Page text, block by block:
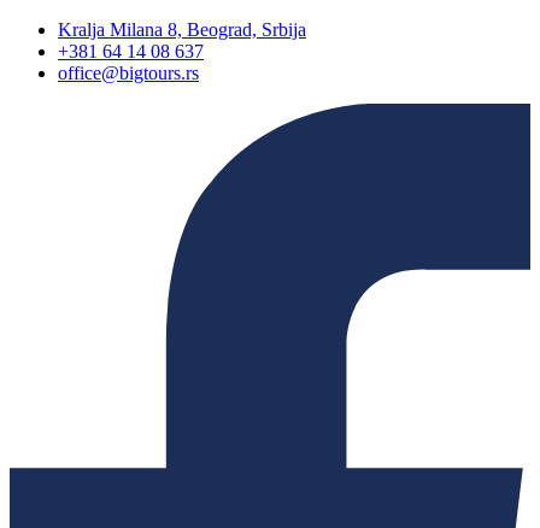
Скочите
садржај
Kralja Milana 8, Beograd, Srbija
+381 64 14 08 637
office@bigtours.rs